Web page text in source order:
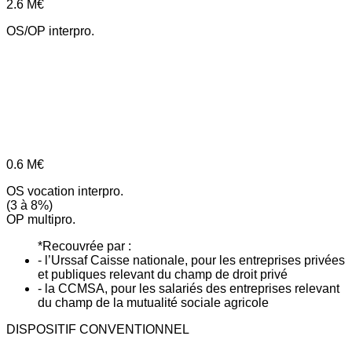
2.6 M€
OS/OP interpro.
0.6 M€
OS vocation interpro.
(3 à 8%)
OP multipro.
*Recouvrée par :
- l’Urssaf Caisse nationale, pour les entreprises privées
et publiques relevant du champ de droit privé
- la CCMSA, pour les salariés des entreprises relevant
du champ de la mutualité sociale agricole
DISPOSITIF CONVENTIONNEL